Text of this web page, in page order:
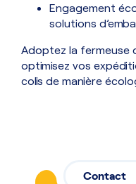
Engagement
solutions
Adoptez la fermeuse
optimisez vos
colis de manière
Contact